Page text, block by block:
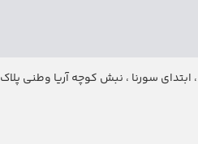
سورنا ، نبش کوچه آریا وطنی پلاک 48